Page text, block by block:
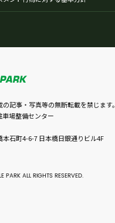
記事・写真等の無断転載を禁じます。
場整備センター
本石町4-6-7 日本橋日銀通りビル4F
ALL RIGHTS RESERVED.